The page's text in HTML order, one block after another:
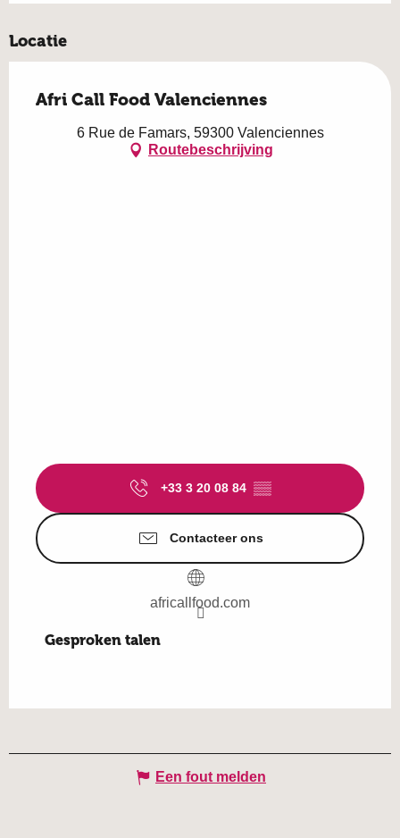
Locatie
Afri Call Food Valenciennes
6 Rue de Famars, 59300 Valenciennes
Routebeschrijving
+33 3 20 08 84 ▒▒
Contacteer ons
africallfood.com
Gesproken talen
Gesproken talen
Een fout melden